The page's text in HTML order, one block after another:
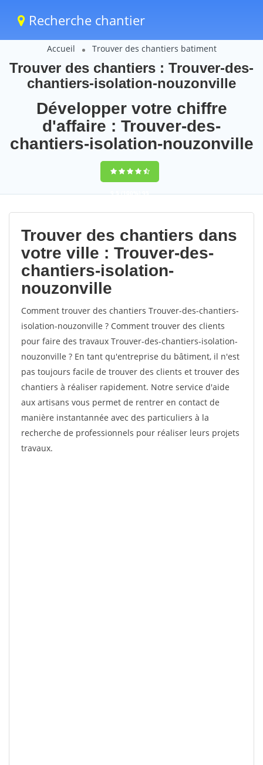
Recherche chantier
Accueil Trouver des chantiers batiment
Trouver des chantiers : Trouver-des-
chantiers-isolation-nouzonville
Développer votre chiffre
d'affaire : Trouver-des-
chantiers-isolation-nouzonville
9,5(100%)95
votes
Trouver des chantiers dans
votre ville : Trouver-des-
chantiers-isolation-
nouzonville
Comment trouver des chantiers Trouver-des-chantiers-
isolation-nouzonville ? Comment trouver des clients
pour faire des travaux Trouver-des-chantiers-isolation-
nouzonville ? En tant qu'entreprise du bâtiment, il n'est
pas toujours facile de trouver des clients et trouver des
chantiers à réaliser rapidement. Notre service d'aide
aux artisans vous permet de rentrer en contact de
manière instantannée avec des particuliers à la
recherche de professionnels pour réaliser leurs projets
travaux.